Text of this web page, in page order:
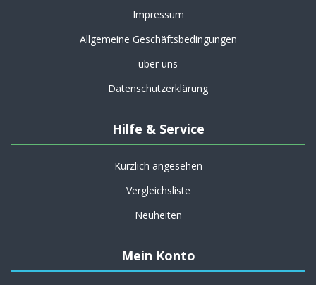
Impressum
Allgemeine Geschäftsbedingungen
über uns
Datenschutzerklärung
Hilfe & Service
Kürzlich angesehen
Vergleichsliste
Neuheiten
Mein Konto